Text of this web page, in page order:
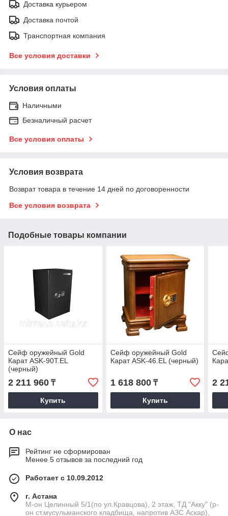
Доставка курьером
Доставка почтой
Транспортная компания
Все условия доставки
Условия оплаты
Наличными
Безналичный расчет
Все условия оплаты
Условия возврата
Возврат товара в течение 14 дней по договоренности
Все условия возврата
Подобные товары компании
Сейф оружейный Gold
Карат ASK-90T.EL
(черный)
2 211 960 ₸
Купить
Сейф оружейный Gold
Карат ASK-46.EL (черный)
1 618 800₸
Купить
2
О нас
Рейтинг не сформирован
Менее 5 отзывов за последний год
Работает с 10.09.2012
г. Астана
М-он Целинный 5/1(по ул.Кравцова), 2 этаж, ТД "Акку" (р-
он ст.мусульманского кладбища, напротив АЗС Аскар),